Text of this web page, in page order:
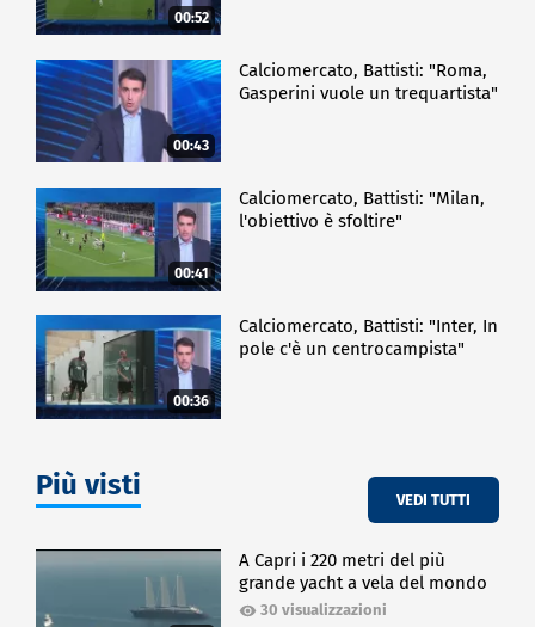
00:52
00:43
Calciomercato, Battisti: "Roma,
Gasperini vuole un trequartista"
00:41
Calciomercato, Battisti: "Milan,
l'obiettivo è sfoltire"
00:36
Calciomercato, Battisti: "Inter, In
pole c'è un centrocampista"
Più visti VEDI TUTTI
A Capri i 220 metri del più
grande yacht a vela del mondo
30 visualizzazioni